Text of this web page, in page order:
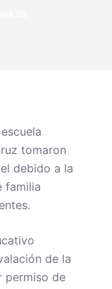
tomaron
debido a la
familia
de la
permiso de